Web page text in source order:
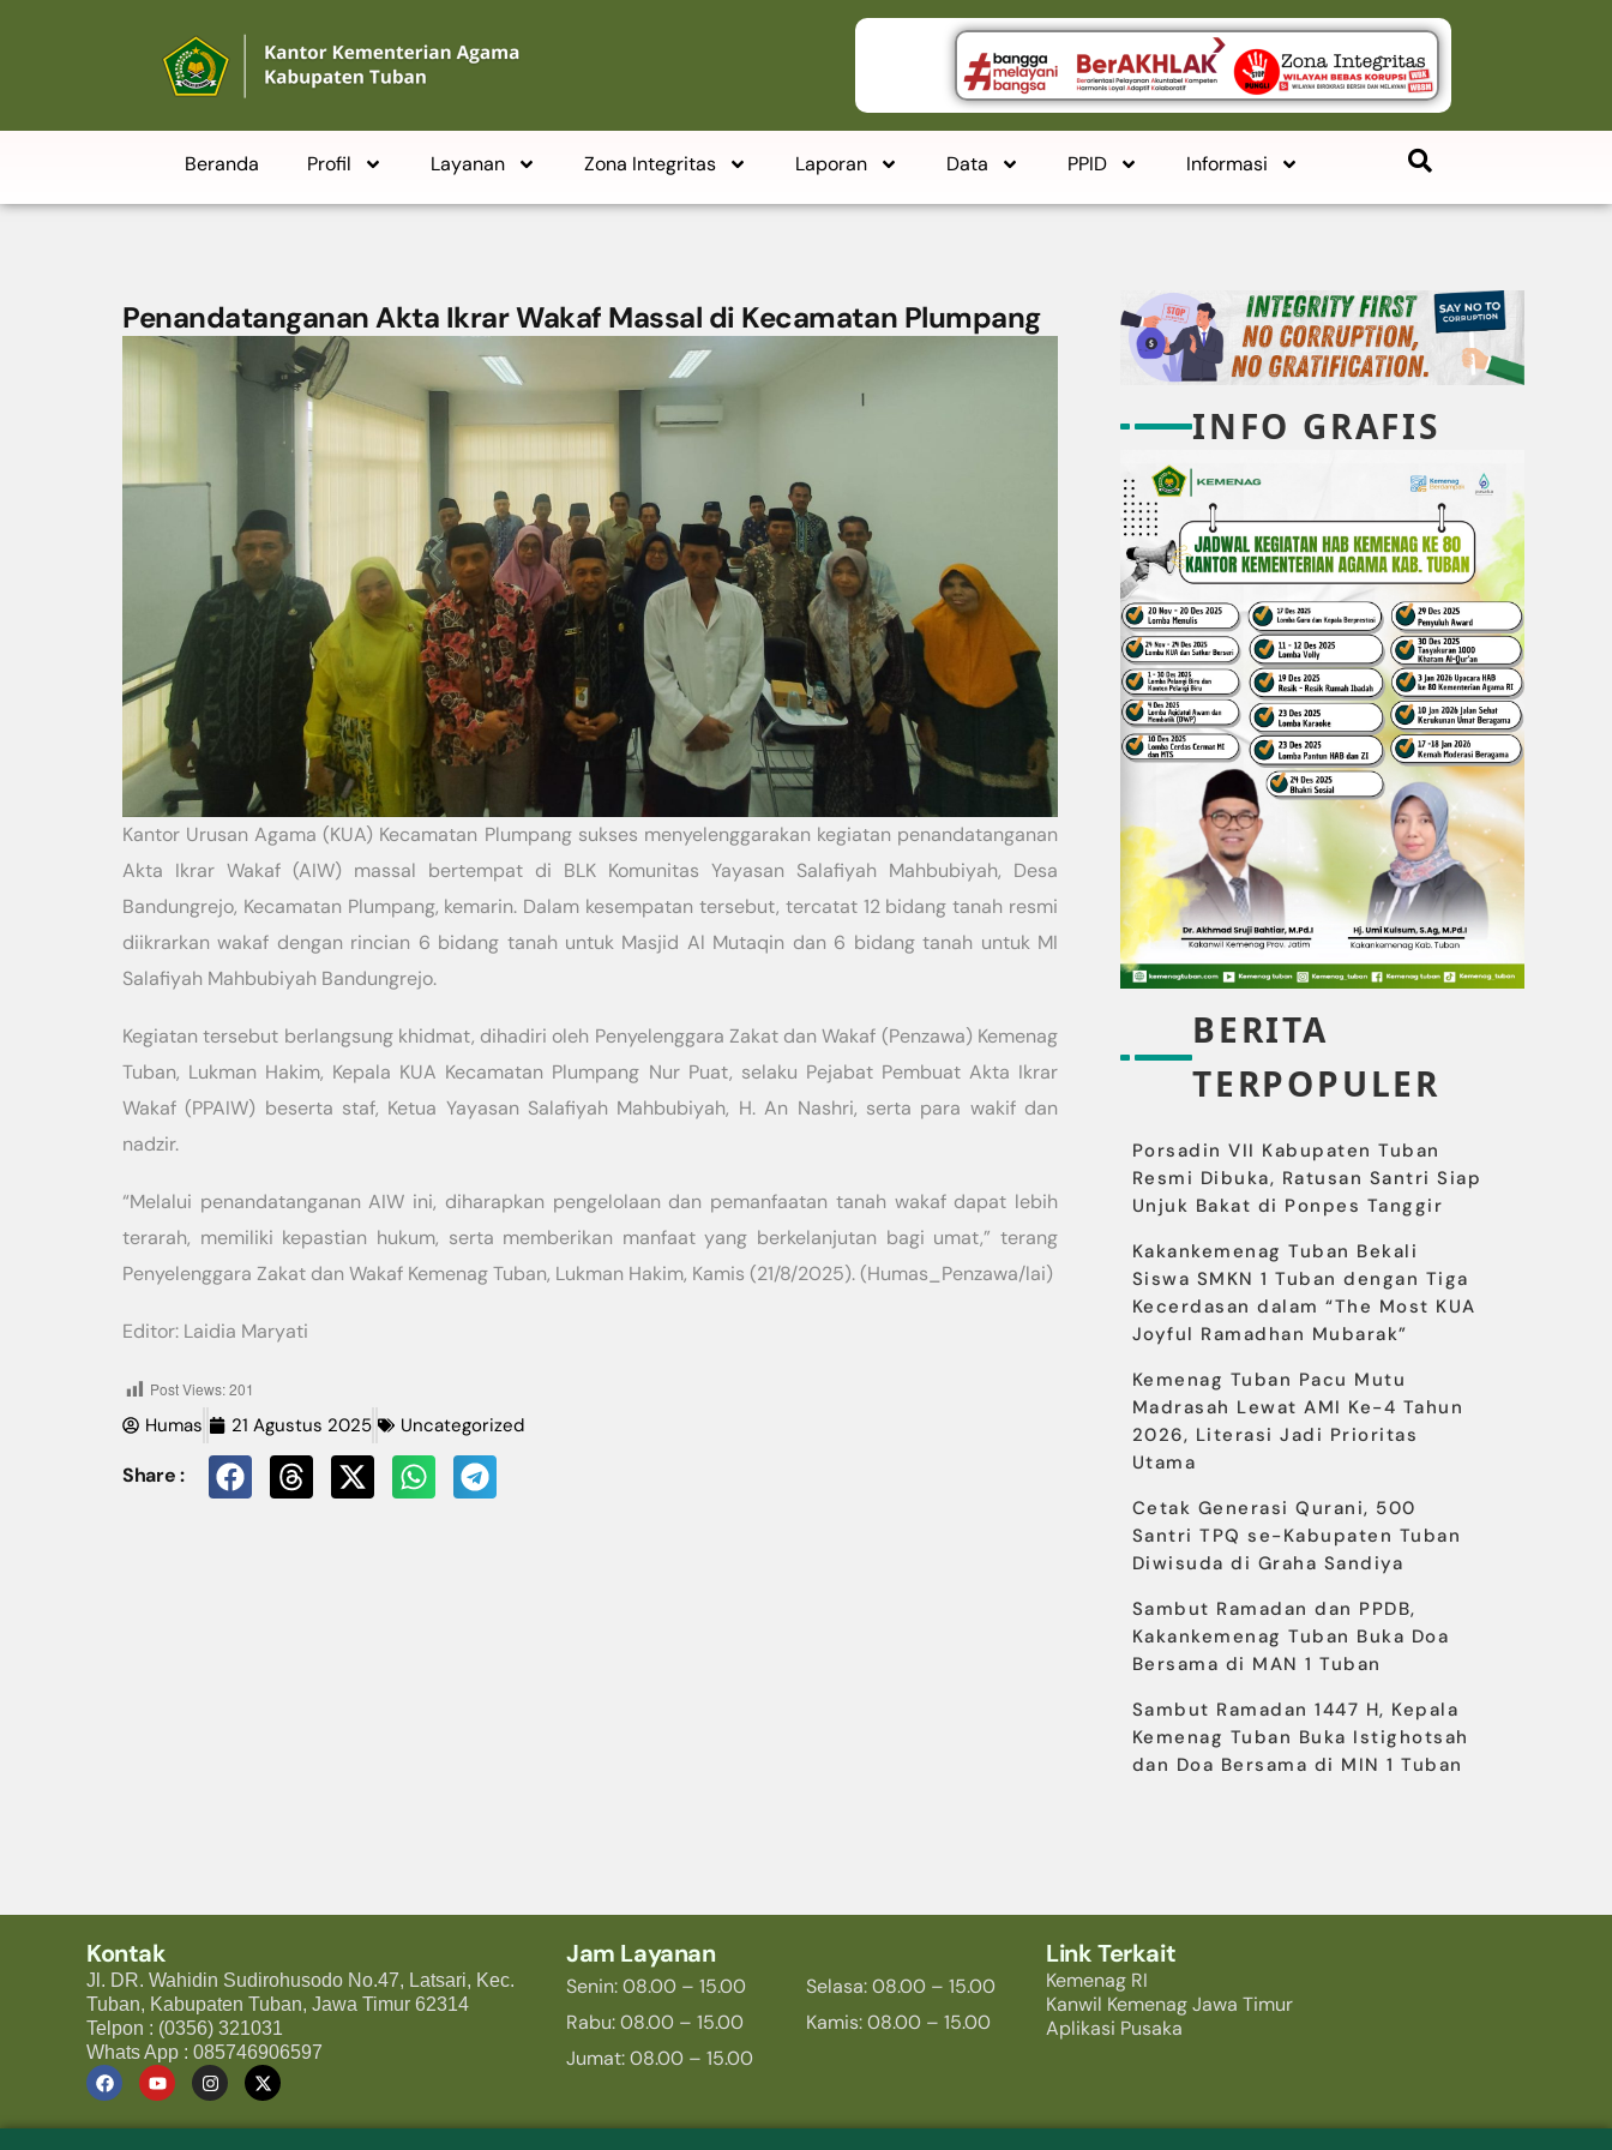
Beranda Profil Layanan Zona Integritas Laporan Data PPID Informasi
Penandatanganan Akta Ikrar Wakaf Massal di Kecamatan Plumpang
Kantor Urusan Agama (KUA) Kecamatan Plumpang sukses menyelenggarakan kegiatan penandatanganan
Akta Ikrar Wakaf (AIW) massal bertempat di BLK Komunitas Yayasan Salafiyah Mahbubiyah, Desa
Bandungrejo, Kecamatan Plumpang, kemarin. Dalam kesempatan tersebut, tercatat 12 bidang tanah resmi
diikrarkan wakaf dengan rincian 6 bidang tanah untuk Masjid Al Mutaqin dan 6 bidang tanah untuk MI
Salafiyah Mahbubiyah Bandungrejo.
Kegiatan tersebut berlangsung khidmat, dihadiri oleh Penyelenggara Zakat dan Wakaf (Penzawa) Kemenag
Tuban, Lukman Hakim, Kepala KUA Kecamatan Plumpang Nur Puat, selaku Pejabat Pembuat Akta Ikrar
Wakaf (PPAIW) beserta staf, Ketua Yayasan Salafiyah Mahbubiyah, H. An Nashri, serta para wakif dan
nadzir.
“Melalui penandatanganan AIW ini, diharapkan pengelolaan dan pemanfaatan tanah wakaf dapat lebih
terarah, memiliki kepastian hukum, serta memberikan manfaat yang berkelanjutan bagi umat,” terang
Penyelenggara Zakat dan Wakaf Kemenag Tuban, Lukman Hakim, Kamis (21/8/2025). (Humas_Penzawa/lai)
Editor: Laidia Maryati
Post Views:201
Humas 21 Agustus 2025 Uncategorized
Share :
INFO GRAFIS
BERITA
TERPOPULER
Porsadin VII Kabupaten Tuban
Resmi Dibuka, Ratusan Santri Siap
Unjuk Bakat di Ponpes Tanggir
Kakankemenag Tuban Bekali
Siswa SMKN 1 Tuban dengan Tiga
Kecerdasan dalam “The Most KUA
Joyful Ramadhan Mubarak”
Kemenag Tuban Pacu Mutu
Madrasah Lewat AMI Ke-4 Tahun
2026, Literasi Jadi Prioritas
Utama
Cetak Generasi Qurani, 500
Santri TPQ se-Kabupaten Tuban
Diwisuda di Graha Sandiya
Sambut Ramadan dan PPDB,
Kakankemenag Tuban Buka Doa
Bersama di MAN 1 Tuban
Sambut Ramadan 1447 H, Kepala
Kemenag Tuban Buka Istighotsah
dan Doa Bersama di MIN 1 Tuban
Kontak
Jl. DR. Wahidin Sudirohusodo No.47, Latsari, Kec.
Tuban, Kabupaten Tuban, Jawa Timur 62314
Telpon : (0356) 321031
Whats App : 085746906597
Jam Layanan
Senin: 08.00 – 15.00
Rabu: 08.00 – 15.00
Jumat: 08.00 – 15.00
Selasa: 08.00 – 15.00
Kamis: 08.00 – 15.00
Link Terkait
Kemenag RI
Kanwil Kemenag Jawa Timur
Aplikasi Pusaka